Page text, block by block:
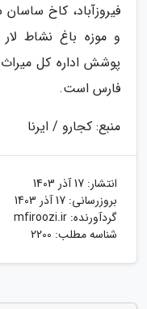
فیروزآباد، کاخ
و موزه باغ نشاط
پوشش اداره کل
فارس است.
منبع: کجارو / ایرنا
انتشار: 17 آذر 1403
بروزرسانی: 17 آذر 1403
گردآورنده: mfiroozi.ir
شناسه مطلب: 2200